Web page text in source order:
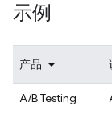
示例
产品
A/B Testing